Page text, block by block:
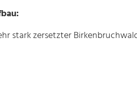
stark zersetzter